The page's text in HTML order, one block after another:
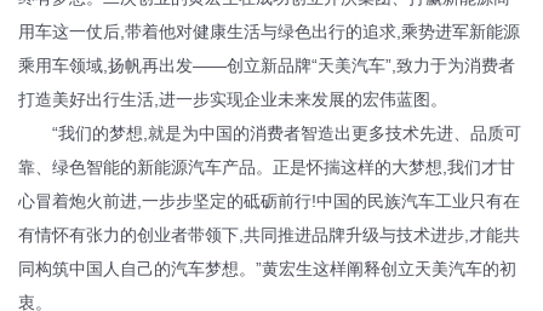
用车这一仗后,带着他对健康生活与绿色出行的追求,乘势进军新能源
乘用车领域,扬帆再出发——创立新品牌“天美汽车”,致力于为消费者
打造美好出行生活,进一步实现企业未来发展的宏伟蓝图。
“我们的梦想,就是为中国的消费者智造出更多技术先进、品质可
靠、绿色智能的新能源汽车产品。正是怀揣这样的大梦想,我们才甘
心冒着炮火前进,一步步坚定的砥砺前行!中国的民族汽车工业只有在
有情怀有张力的创业者带领下,共同推进品牌升级与技术进步,才能共
同构筑中国人自己的汽车梦想。”黄宏生这样阐释创立天美汽车的初
衷。